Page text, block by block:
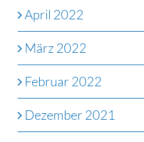
April 2022
März 2022
Februar 2022
Dezember 2021